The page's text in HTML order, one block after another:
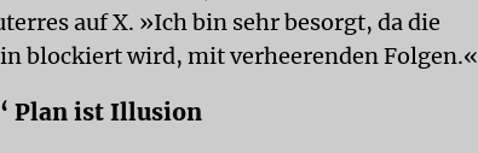
auf X. »Ich bin sehr besorgt, da die
blockiert wird, mit verheerenden Folgen.«
Plan ist Illusion